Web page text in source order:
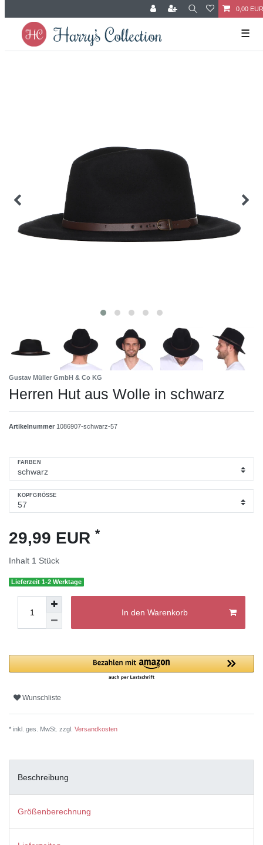
0,00 EUR
☰
Gustav Müller GmbH & Co KG
Herren Hut aus Wolle in schwarz
Artikelnummer 1086907-schwarz-57
FARBEN
KOPFGRÖSSE
29,99 EUR *
Inhalt 1 Stück
Lieferzeit 1-2 Werktage
In den Warenkorb
Wunschliste
* inkl. ges. MwSt. zzgl. Versandkosten
Beschreibung
Größenberechnung